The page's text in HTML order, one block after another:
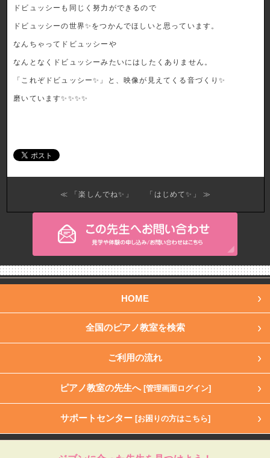
ドビュッシーも同じく努力ができるので
ドビュッシーの世界✨をつかんでほしいと思っています。
なんちゃってドビュッシーや
なんとなくドビュッシーみたいにはしたくありません。
「これぞドビュッシー✨」と、映像が見えてくる音づくり✨
磨いています✨✨✨✨
≪ 「楽しんでね✨」 「はじめて✨」 ≫
HOME
全国のピアノ教室を検索
ご利用の流れ
ピアノ教室の先生へ [管理画面ログイン]
サポートセンター [お困りの方はこちら]